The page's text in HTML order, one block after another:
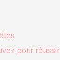
pour réussir